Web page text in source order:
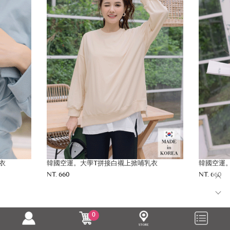
韓國空運。大學T拼接白襯上掀哺乳衣
NT. 660
韓國空運
NT. 660
0